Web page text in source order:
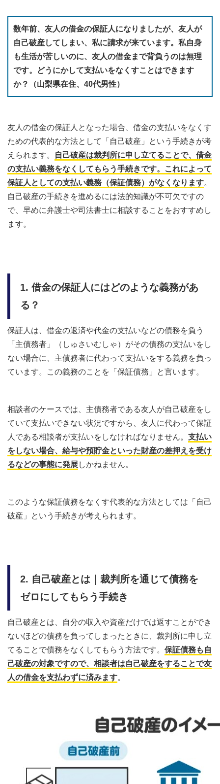
数年前、友人の借金の保証人になりましたが、友人が
自己破産してしまい、私に請求が来ています。私自身
も生活が苦しいのに、友人の借金まで背負うのは無理
です。どうにかして支払いをなくすことはできます
か？（山梨県在住、40代男性）
友人の借金の保証人となった場合、借金の支払いをなくす
ための代表的な方法として「自己破産」という手続きが考
えられます。
自己破産は裁判所に申し立てることで、借金
の支払い義務をなくしてもらう手続きです。これによって
保証人としての支払い義務（保証債務）がなくなります。
自己破産の手続きを進めるには法的知識が不可欠ですの
で、早めに弁護士や司法書士に相談することをおすすめし
ます。
1. 借金の保証人にはどのような義務があ
る？
保証人は、借金の返済や代金の支払いなどの債務を負う
「主債務者」（しゅさいむしゃ）がその債務の支払いをし
ない場合に、主債務者に代わって支払いをする義務を負っ
ています。この義務のことを「保証債務」と言います。
相談者のケースでは、主債務者である友人が自己破産をし
ていて支払いできない状況ですから、友人に代わって保証
人である相談者が支払いをしなければなりません。 支払い
をしない場合、給与や預貯金といった財産の差押えを受け
るなどの事態に発展しかねません。
このような保証債務をなくす代表的な方法としては「自己
破産」という手続きが考えられます。
2. 自己破産とは｜裁判所を通じて債務を
ゼロにしてもらう手続き
自己破産とは、自分の収入や資産だけでは返すことができ
ないほどの債務を負ってしまったときに、裁判所に申し立
てることで債務をなくしてもらう方法です。 保証債務も自
己破産の対象ですので、相談者は自己破産をすることで友
人の借金を支払わずに済みます。